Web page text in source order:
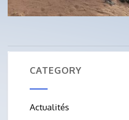
CATEGORY
Actualités